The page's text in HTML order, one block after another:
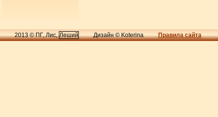
2013 © ПГ, Лис,Леший Дизайн © Koterina Правила сайта